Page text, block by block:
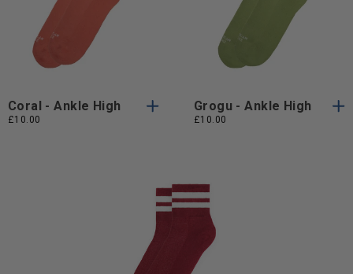
Taglia Unica
Grogu - Ankle High
£10.00
Taglia Unica
Coral - Ankle High
£10.00